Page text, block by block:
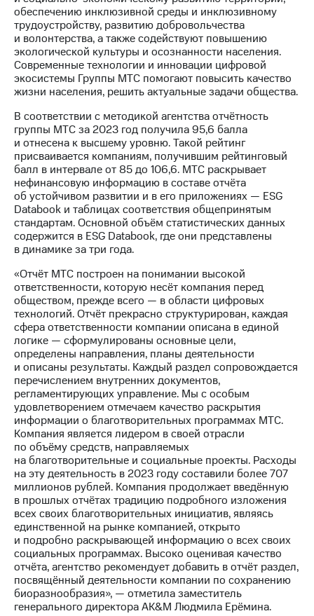
Раскрытие
информации
Информация
акционерам
Документы
ПАО
"МТС"
акционеров
Личный
кабинет
акционера
Акционерный
капитал
Контроль
и
аудит
Рынок
акций
Описание
Программа
приобретения
Порядок
выкупа
акций
Дивиденды
Рынок
облигаций
Описание
Еврооблигации-2023
Уведомление
о
погашении
именных
облигаций
Другое
Регистратор
Реквизиты
Контакты
развитие
деловая этика
На главную
обеспечению инклюзивной среды и инклюзивному
трудоустройству, развитию добровольчества
и волонтерства, а также содействуют повышению
экологической культуры и осознанности населения.
Современные технологии и инновации цифровой
экосистемы Группы МТС помогают повысить качество
жизни населения, решить актуальные задачи общества.
В соответствии с методикой агентства отчётность
группы МТС за 2023 год получила 95,6 балла
и отнесена к высшему уровню. Такой рейтинг
присваивается компаниям, получившим рейтинговый
балл в интервале от 85 до 106,6. МТС раскрывает
нефинансовую информацию в составе отчёта
об устойчивом развитии и в его приложениях — ESG
Databook и таблицах соответствия общепринятым
стандартам. Основной объём статистических данных
содержится в ESG Databook, где они представлены
в динамике за три года.
«Отчёт МТС построен на понимании высокой
ответственности, которую несёт компания перед
обществом, прежде всего — в области цифровых
технологий. Отчёт прекрасно структурирован, каждая
сфера ответственности компании описана в единой
логике — сформулированы основные цели,
определены направления, планы деятельности
и описаны результаты. Каждый раздел сопровождается
перечислением внутренних документов,
регламентирующих управление. Мы с особым
удовлетворением отмечаем качество раскрытия
информации о благотворительных программах МТС.
Компания является лидером в своей отрасли
по объёму средств, направляемых
на благотворительные и социальные проекты. Расходы
на эту деятельность в 2023 году составили более 707
миллионов рублей. Компания продолжает введённую
в прошлых отчётах традицию подробного изложения
всех своих благотворительных инициатив, являясь
единственной на рынке компанией, открыто
и подробно раскрывающей информацию о всех своих
социальных программах. Высоко оценивая качество
отчёта, агентство рекомендует добавить в отчёт раздел,
посвящённый деятельности компании по сохранению
биоразнообразия», — отметила заместитель
генерального директора AK&M Людмила Ерёмина.